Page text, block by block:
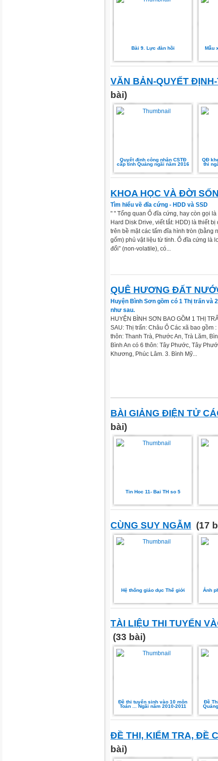
Bài 9. Lực đàn hồi Mẫu
VĂN BẢN-QUYẾT
bài)
Quyết định công nhận CSTĐ
cấp tỉnh Quảng ngãi năm 2016
QĐ
thi
KHOA HỌC VÀ ĐỜI
Tìm hiểu về đĩa cứng - HDD và SSD
" " Tổng quan Ổ đĩa cứng, hay còn gọi
Hard Disk Drive, viết tắt: HDD) là thiết
trên bề mặt các tấm đĩa hình tròn (bằng
gốm) phủ vật liệu từ tính. Ổ đĩa cứng là
đổi” (non-volatile), có...
QUÊ HƯƠNG ĐẤT
Huyện Bình Sơn gồm có 1 Thị trấn và
như sau.
HUYỆN BÌNH SƠN BAO GỒM 1 THỊ
SAU: Thị trấn: Châu Ổ Các xã bao gồm
thôn: Thanh Trà, Phước An, Trà Lăm,
Bình An có 6 thôn: Tây Phước, Tây
Khương, Phúc Lâm. 3. Bình Mỹ...
BÀI GIẢNG ĐIỆN TỬ
bài)
Tin Hoc 11- Bai TH so 5
CÙNG SUY NGẪM (17
Hệ thống giáo dục Thế giới Ảnh
TÀI LIỆU THI TUYỂN
(33 bài)
Đề thi tuyển sinh vào 10 môn
Toán ... Ngãi năm 2010-2011
Đề
ĐỀ THI, KIỂM TRA, ĐỀ
bài)